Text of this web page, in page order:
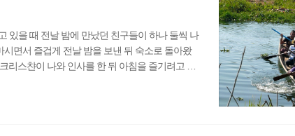
있을 때 전날 밤에 만났던 친구들이 하나 둘씩 나
면서 즐겁게 전날 밤을 보낸 뒤 숙소로 돌아왔
스챤이 나와 인사를 한 뒤 아침을 즐기려고 자
로 부시시하게 나온 것이다. "우리 이제 뭐할